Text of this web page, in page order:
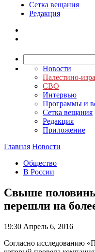
Сетка вещания
Редакция
Новости
Палестино-
СВО
Интервью
Программы и
Сетка вещания
Редакция
Приложение
Главная Новости
Общество
В России
Свыше
перешли на
19:30 Апрель 6, 2016
Согласно исследованию